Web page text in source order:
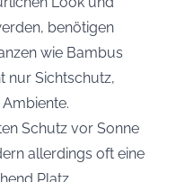
benötigen
wie Bambus
nur Sichtschutz,
Schutz vor Sonne
allerdings oft eine